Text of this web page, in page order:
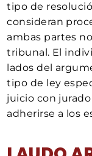
tipo de
consideran
ambas partes
tribunal. El
lados del
tipo de ley
juicio con
adherirse a los